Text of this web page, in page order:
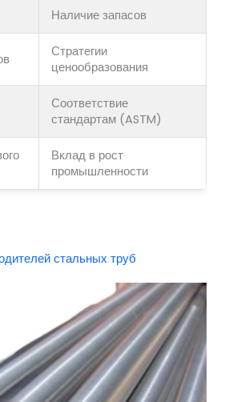
Наличие запасов
Стратегии
ценообразования
Соответствие
стандартам (ASTM)
Вклад в рост
промышленности
стальных труб